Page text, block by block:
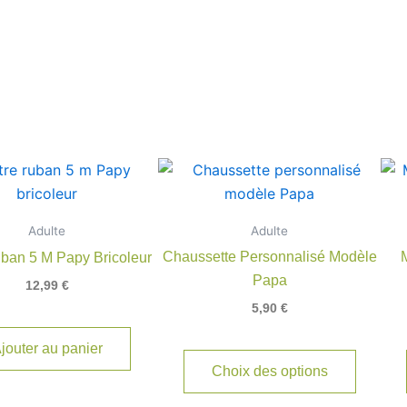
Adulte
5 M Papy Bricoleur
12,99 €
au panier
Adulte
Chaussette Personnalisé Modèle
Papa
5,90 €
Choix des options
Ce